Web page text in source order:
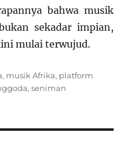
bahwa musik
sekadar impian,
mulai terwujud.
, musik Afrika, platform
,seniman